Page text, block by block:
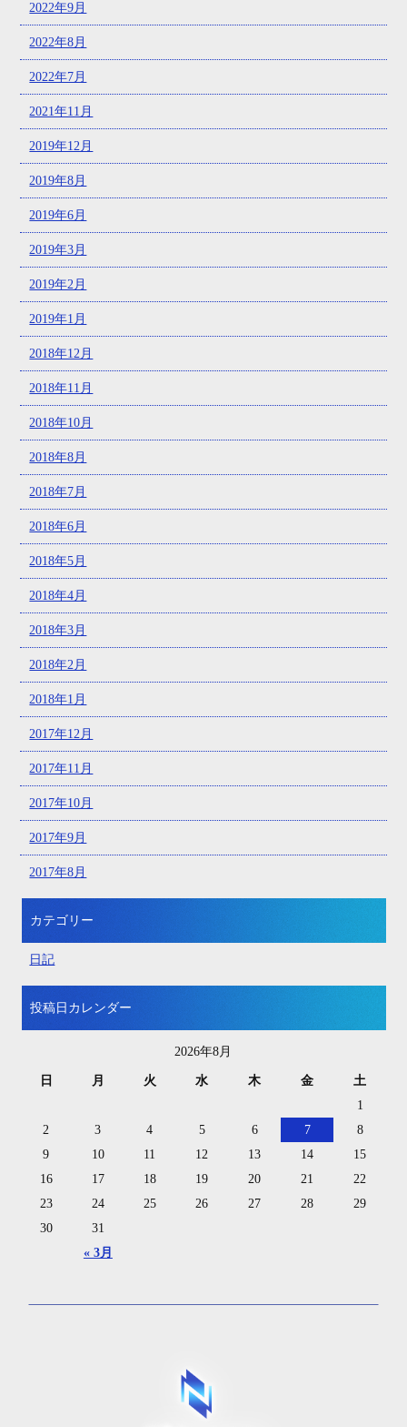
2022年9月
2022年8月
2022年7月
2021年11月
2019年12月
2019年8月
2019年6月
2019年3月
2019年2月
2019年1月
2018年12月
2018年11月
2018年10月
2018年8月
2018年7月
2018年6月
2018年5月
2018年4月
2018年3月
2018年2月
2018年1月
2017年12月
2017年11月
2017年10月
2017年9月
2017年8月
カテゴリー
日記
投稿日カレンダー
2026年8月
日 月 火 水 木 金 土
« 3月
1
2
3 4 5 6 7
8
9
10 11 12 13 14
15
16
17 18 19 20 21
22
23
24 25 26 27 28
29
30
31